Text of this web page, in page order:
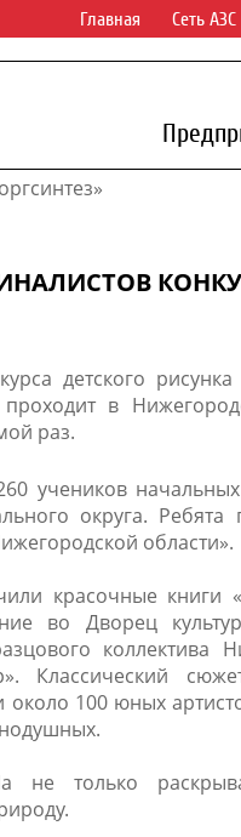
Главная Сеть АЗС
детского
в
раз.
учеников
округа. Ребята
области».
красочные книги
во Дворец
коллектива
Классический
100 юных
только